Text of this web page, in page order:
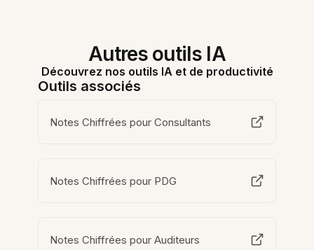
Autres outils IA
Découvrez nos outils IA et de productivité
Outils associés
Notes Chiffrées pour Consultants
Notes Chiffrées pour PDG
Notes Chiffrées pour Auditeurs